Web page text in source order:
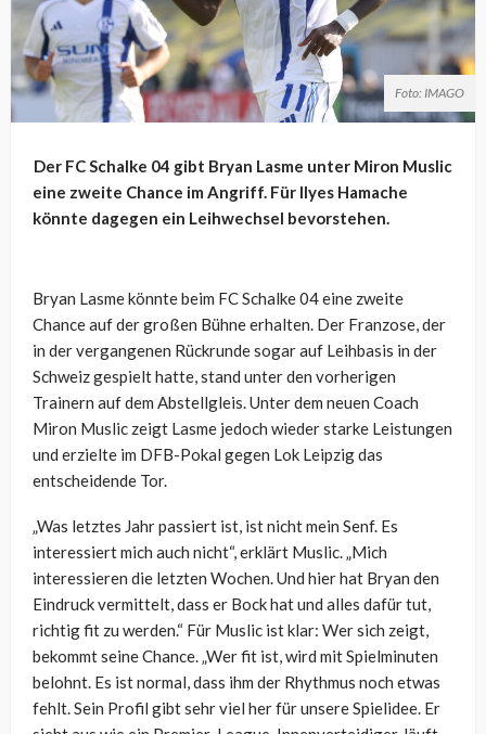
Foto: IMAGO
Der FC Schalke 04 gibt Bryan Lasme unter Miron Muslic
eine zweite Chance im Angriff. Für Ilyes Hamache
könnte dagegen ein Leihwechsel bevorstehen.
Bryan Lasme könnte beim FC Schalke 04 eine zweite
Chance auf der großen Bühne erhalten. Der Franzose, der
in der vergangenen Rückrunde sogar auf Leihbasis in der
Schweiz gespielt hatte, stand unter den vorherigen
Trainern auf dem Abstellgleis. Unter dem neuen Coach
Miron Muslic zeigt Lasme jedoch wieder starke Leistungen
und erzielte im DFB-Pokal gegen Lok Leipzig das
entscheidende Tor.
„Was letztes Jahr passiert ist, ist nicht mein Senf. Es
interessiert mich auch nicht“, erklärt Muslic. „Mich
interessieren die letzten Wochen. Und hier hat Bryan den
Eindruck vermittelt, dass er Bock hat und alles dafür tut,
richtig fit zu werden.“ Für Muslic ist klar: Wer sich zeigt,
bekommt seine Chance. „Wer fit ist, wird mit Spielminuten
belohnt. Es ist normal, dass ihm der Rhythmus noch etwas
fehlt. Sein Profil gibt sehr viel her für unsere Spielidee. Er